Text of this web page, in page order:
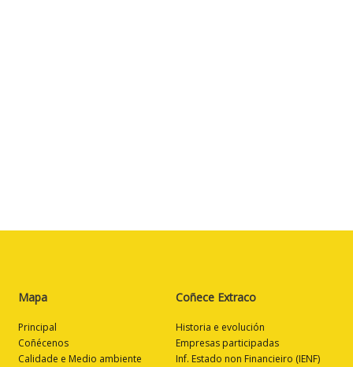
Mapa
Principal
Coñécenos
Calidade e Medio ambiente
Coñece Extraco
Historia e evolución
Empresas participadas
Inf. Estado non Financieiro (IENF)